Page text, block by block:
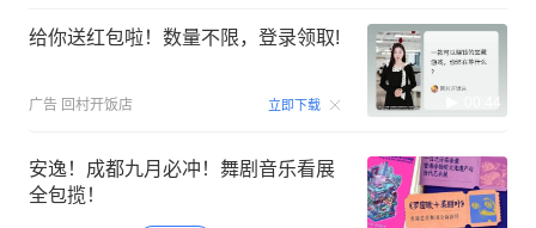
给你送红包啦！数量不限，登录领取!
广告 回村开饭店 立即下载 00:44
安逸！成都九月必冲！舞剧音乐看展
全包揽！